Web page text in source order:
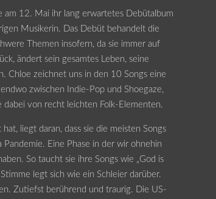
am 12. Mai ihr lang erwartetes Debütalbum
Musikerin. Das Debüt behandelt die
Themen insofern, da sie immer auf
ändert sein gesamtes Leben, seine
Chloe zeichnet uns in den 10 Songs eine
zwischen Indie-Pop und Shoegaze,
von recht leichten Folk-Elementen.
liegt daran, dass sie die meisten Songs
Eine Phase in der wir ohnehin
So taucht sie ihre Songs wie „God is
legt sich wie ein Schleier darüber.
Zutiefst berührend und traurig. Die US-